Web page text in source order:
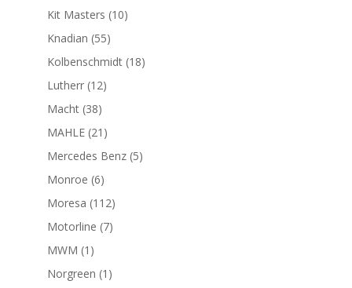
Kit Masters 1010
Knadian 5555
productos
Kolbenschmidt 1818
Lutherr 1212
Macht 3838
productos
MAHLE 21 21
productos
Mercedes Benz 55
Monroe 66
productos
Moresa 112112
productos
Motorline 77
MWM 1 1
producto
Norgreen 1 1